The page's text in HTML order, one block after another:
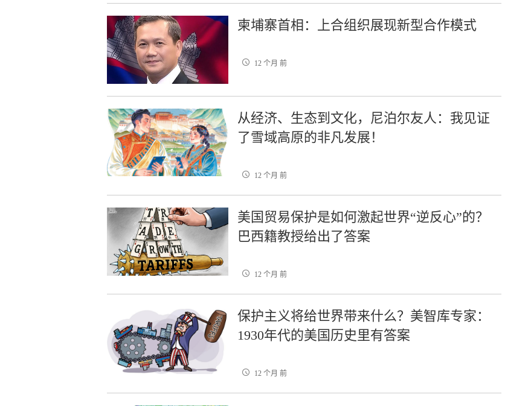
柬埔寨首相：上合组织展现新型合作模式
12 个月 前
从经济、生态到文化，尼泊尔友人：我见证
了雪域高原的非凡发展！
12 个月 前
美国贸易保护是如何激起世界“逆反心”的？
巴西籍教授给出了答案
12 个月 前
保护主义将给世界带来什么？美智库专家：
1930年代的美国历史里有答案
12 个月 前